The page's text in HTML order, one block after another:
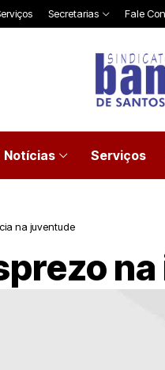
Secretarias Fale
Notícias Serviços
na juventude